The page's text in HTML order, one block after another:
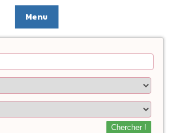
Menu
Chercher !